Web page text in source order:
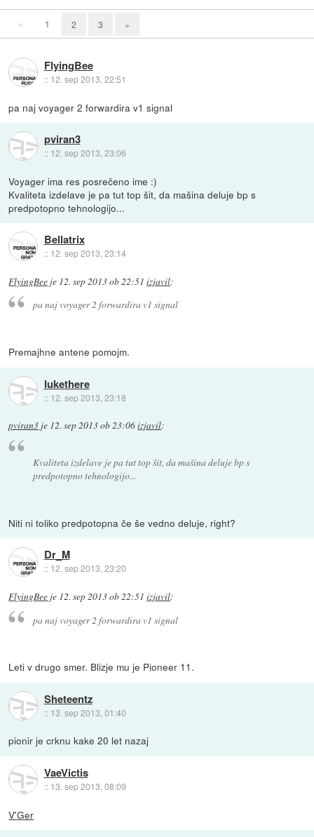
« 1 2 3 »
FlyingBee
:: 12. sep 2013, 22:51
pa naj voyager 2 forwardira v1 signal
pviran3
:: 12. sep 2013, 23:06
Voyager ima res posrečeno ime :)
Kvaliteta izdelave je pa tut top šit, da mašina deluje bp s
predpotopno tehnologijo...
Bellatrix
:: 12. sep 2013, 23:14
FlyingBee je 12. sep 2013 ob 22:51 izjavil:
pa naj voyager 2 forwardira v1 signal
Premajhne antene pomojm.
lukethere
:: 12. sep 2013, 23:18
pviran3 je 12. sep 2013 ob 23:06izjavil:
Kvaliteta izdelave je pa tut top šit, da mašina deluje bp s
predpotopno tehnologijo...
Niti ni toliko predpotopna če še vedno deluje, right?
Dr_M
:: 12. sep 2013, 23:20
FlyingBee je 12. sep 2013 ob 22:51 izjavil:
pa naj voyager 2 forwardira v1 signal
Leti v drugo smer. Blizje mu je Pioneer 11.
Sheteentz
:: 13. sep 2013, 01:40
pionir je crknu kake 20 let nazaj
VaeVictis
:: 13. sep 2013, 08:09
V'Ger